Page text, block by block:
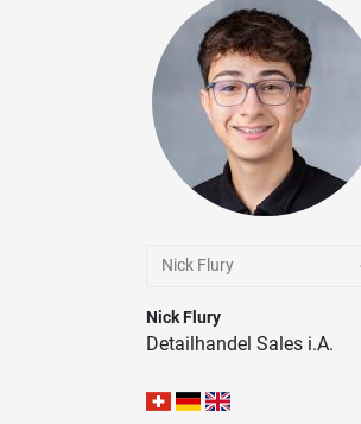
Nick Flury
Nick Flury
Detailhandel Sales i.A.